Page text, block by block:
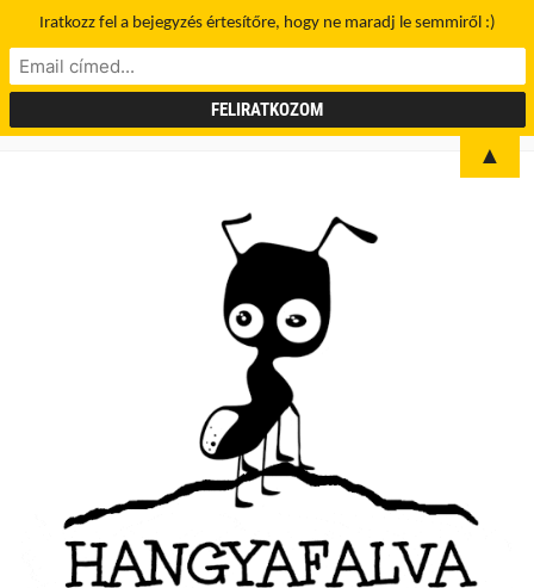
Iratkozz fel a bejegyzés értesítőre, hogy ne maradj le semmiről :)
▲